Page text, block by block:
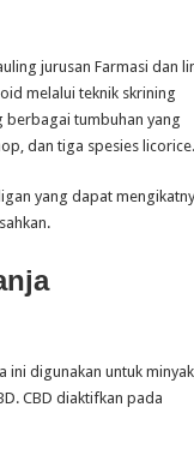
jurusan Farmasi dan
melalui teknik skrining
berbagai tumbuhan yang
dan tiga spesies licorice.
yang dapat
digunakan untuk minyak,
CBD diaktifkan pada